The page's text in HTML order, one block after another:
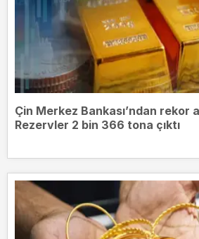
Çin Merkez Bankası’ndan rekor
Rezervler 2 bin 366 tona çıktı